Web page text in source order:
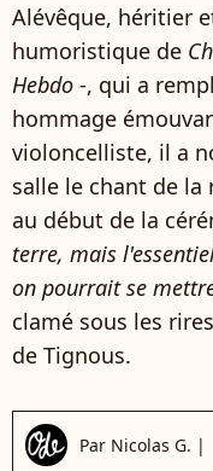
Alévêque, héritier
humoristique de
Hebdo -, qui a
hommage
violoncelliste, il a
salle le chant de la
au début de la
terre, mais
on pourrait se
clamé sous les
de Tignous.
Par Nicolas G. |